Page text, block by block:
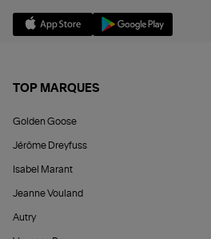
TOP MARQUES
Golden Goose
Jérôme Dreyfuss
Isabel Marant
Jeanne Vouland
Autry